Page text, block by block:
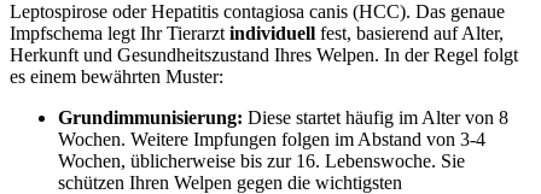
Leptospirose oder Hepatitis contagiosa canis (HCC). Das genaue
Impfschema legt Ihr Tierarzt individuell fest, basierend auf Alter,
Herkunft und Gesundheitszustand Ihres Welpen. In der Regel folgt
es einem bewährten Muster:
Grundimmunisierung: Diese startet häufig im Alter von 8
Wochen. Weitere Impfungen folgen im Abstand von 3-4
Wochen, üblicherweise bis zur 16. Lebenswoche. Sie
schützen Ihren Welpen gegen die wichtigsten